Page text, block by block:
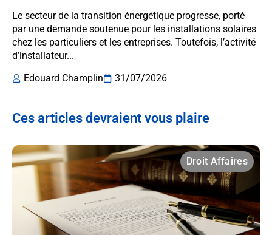
Le secteur de la transition énergétique progresse, porté
par une demande soutenue pour les installations solaires
chez les particuliers et les entreprises. Toutefois, l’activité
d’installateur...
Edouard Champlin
31/07/2026
Ces articles devraient vous plaire
Droit Affaires